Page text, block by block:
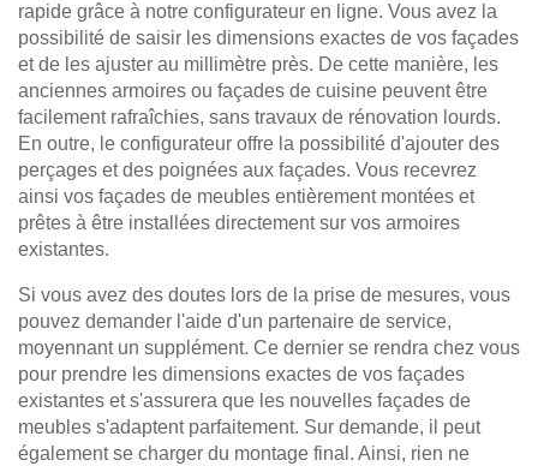
rapide grâce à notre configurateur en ligne. Vous avez la
possibilité de saisir les dimensions exactes de vos façades
et de les ajuster au millimètre près. De cette manière, les
anciennes armoires ou façades de cuisine peuvent être
facilement rafraîchies, sans travaux de rénovation lourds.
En outre, le configurateur offre la possibilité d'ajouter des
perçages et des poignées aux façades. Vous recevrez
ainsi vos façades de meubles entièrement montées et
prêtes à être installées directement sur vos armoires
existantes.
Si vous avez des doutes lors de la prise de mesures, vous
pouvez demander l'aide d'un partenaire de service,
moyennant un supplément. Ce dernier se rendra chez vous
pour prendre les dimensions exactes de vos façades
existantes et s'assurera que les nouvelles façades de
meubles s'adaptent parfaitement. Sur demande, il peut
également se charger du montage final. Ainsi, rien ne